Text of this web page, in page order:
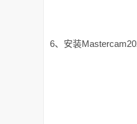
6、安装